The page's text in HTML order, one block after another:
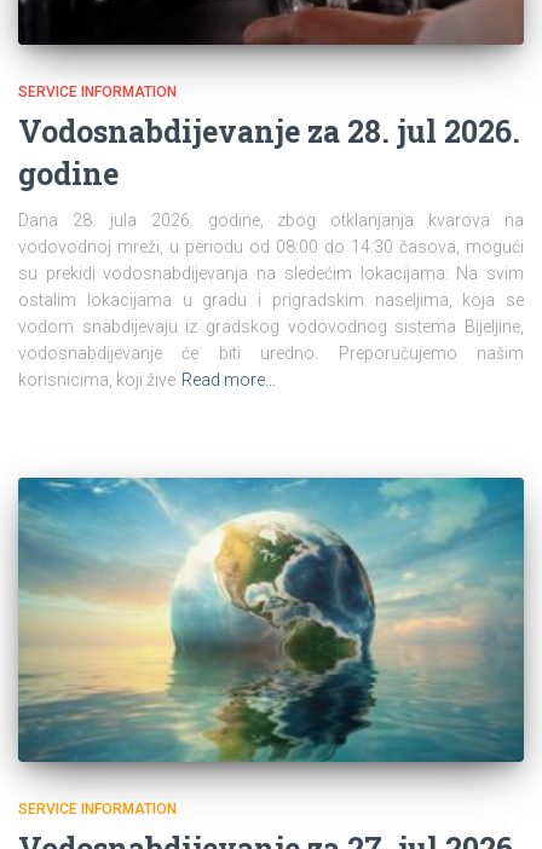
SERVICE INFORMATION
Vodosnabdijevanje za 28. jul 2026.
godine
Dana 28. jula 2026. godine, zbog otklanjanja kvarova na
vodovodnoj mreži, u periodu od 08:00 do 14:30 časova, mogući
su prekidi vodosnabdijevanja na sledećim lokacijama: Na svim
ostalim lokacijama u gradu i prigradskim naseljima, koja se
vodom snabdijevaju iz gradskog vodovodnog sistema Bijeljine,
vodosnabdijevanje će biti uredno. Preporučujemo našim
korisnicima, koji žive Read more…
SERVICE INFORMATION